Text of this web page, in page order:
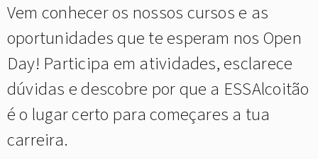
Vem conhecer os nossos cursos e as
oportunidades que te esperam nos Open
Day! Participa em atividades, esclarece
dúvidas e descobre por que a ESSAlcoitão
é o lugar certo para começares a tua
carreira.